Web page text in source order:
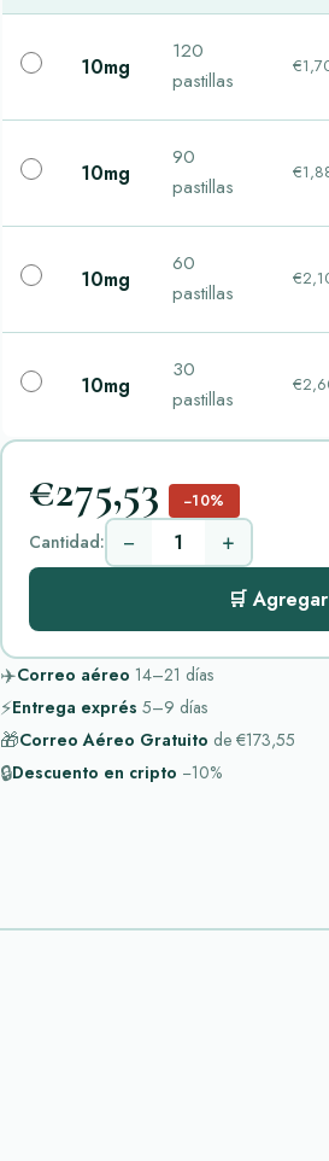
10mg
120
pastillas
10mg
90
pastillas
10mg
60
pastillas
10mg
30
pastillas
€275,53 −10%
Cantidad: − +
🛒
✈️Correo aéreo 14–21 días
⚡Entrega exprés 5–9 días
🎁Correo Aéreo Gratuito de €173,55
🔒Descuento en cripto −10%